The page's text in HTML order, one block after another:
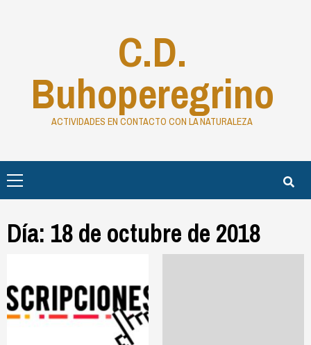
C.D.
Buhoperegrino
ACTIVIDADES EN CONTACTO CON LA NATURALEZA
Día: 18 de octubre de 2018